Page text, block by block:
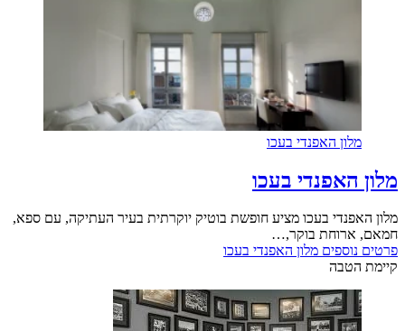
מלון האפנדי בעכו
מלון האפנדי בעכו
מלון האפנדי בעכו מציע חופשת בוטיק יוקרתית בעיר העתיקה, עם ספא,
חמאם, ארוחת בוקר,…
פרטים נוספים מלון האפנדי בעכו
קיימת הטבה